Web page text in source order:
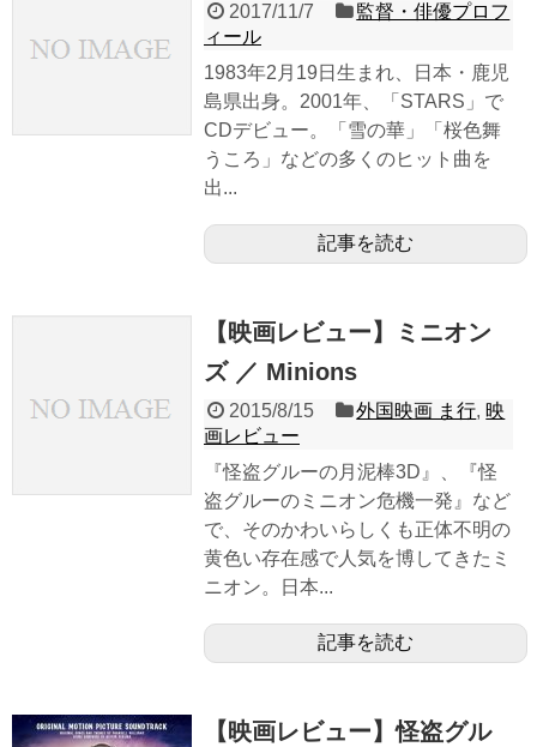
2017/11/7
監督・俳優プロフ
ィール
1983年2月19日生まれ、日本・鹿児
島県出身。2001年、「STARS」で
CDデビュー。「雪の華」「桜色舞
うころ」などの多くのヒット曲を
出...
記事を読む
【映画レビュー】ミニオン
ズ ／ Minions
2015/8/15 外国映画 ま行, 映
画レビュー
『怪盗グルーの月泥棒3D』、『怪
盗グルーのミニオン危機一発』など
で、そのかわいらしくも正体不明の
黄色い存在感で人気を博してきたミ
ニオン。日本...
記事を読む
【映画レビュー】怪盗グル